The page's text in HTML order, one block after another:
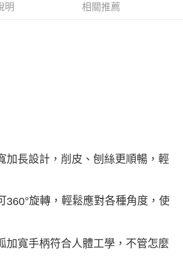
含以上)免運費
明 相關推薦
加長設計，削皮、刨絲更順暢，輕
360°旋轉，輕鬆應對各種角度，使
加寬手柄符合人體工學，不管怎麼